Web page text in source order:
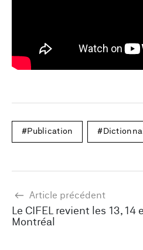
Publication
Article précédent
Le CIFEL revient les 13, 14
Montréal